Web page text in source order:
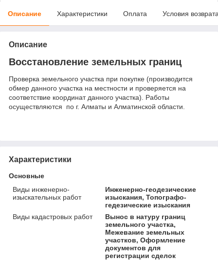
Описание Характеристики Оплата Условия
Описание
Восстановление земельных границ
Проверка земельного участка при покупке (производится
обмер данного участка на местности и проверяется на
соответствие координат данного участка). Работы
осуществляются по г. Алматы и Алматинской области.
Характеристики
Основные
Виды инженерно-
изыскательных работ
Инженерно-геодезические
изыскания, Топографо-
гедезические изыскания
Виды кадастровых работ
Вынос в натуру границ
земельного участка,
Межевание земельных
участков, Оформление
документов для
регистрации сделок